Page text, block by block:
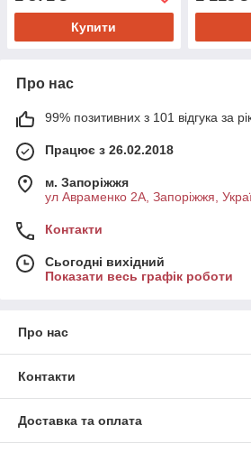
Купити
Про нас
99% позитивних з 101 відгука за
Працює з 26.02.2018
м. Запоріжжя
ул Авраменко 2А, Запоріжжя,
Контакти
Сьогодні вихідний
Показати весь графік роботи
Про нас
Контакти
Доставка та оплата